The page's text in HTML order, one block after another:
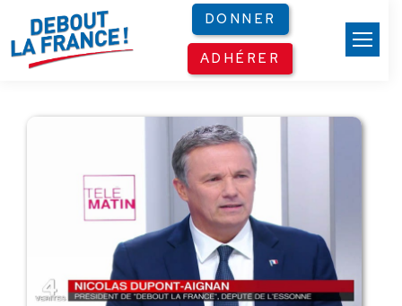
DONNER
ADHÉRER
Panneau de gestion des cookies